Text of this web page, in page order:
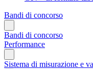
Bandi di concorso
Bandi di concorso
Performance
Sistema di misurazione e